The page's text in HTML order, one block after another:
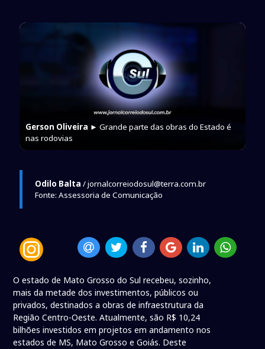
Gerson Oliveira ► Grande parte das obras do Estado é
nas rodovias
Odilo Balta / jornalcorreiodosul@terra.com.br
Fonte: Assessoria de Comunicação
O estado de Mato Grosso do Sul recebeu, sozinho,
mais da metade dos investimentos, públicos ou
privados, destinados a obras de infraestrutura da
Região Centro-Oeste. Atualmente, são R$ 10,24
bilhões investidos em projetos em andamento nos
estados de MS, Mato Grosso e Goiás. Deste